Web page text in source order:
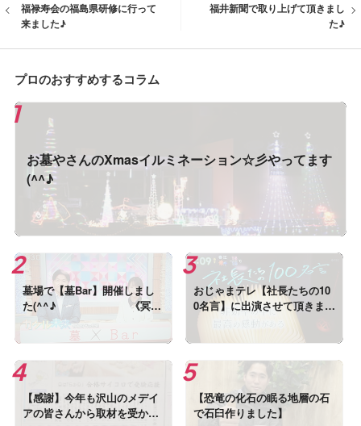
福禄寿会の福島県研修に行って
来ました♪
福井新聞で取り上げて頂きまし
た♪
プロのおすすめするコラム
お墓やさんのXmasイルミネーション☆彡やってます
(^^♪
墓場で【墓Bar】開催しまし
た(^^♪ 《冥界
と現世のあいだにあるバー》
おじゃまテレ【社長たちの10
0名言】に出演させて頂きまし
【感謝】今年も沢山のメデイ
アの皆さんから取材を受かま
【恐竜の化石の眠る地層の石
で石臼作りました】